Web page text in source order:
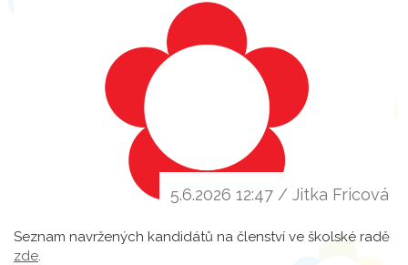
5.6.2026 12:47 / Jitka Fricová
Seznam navržených kandidátů na členství ve školské radě
zde.